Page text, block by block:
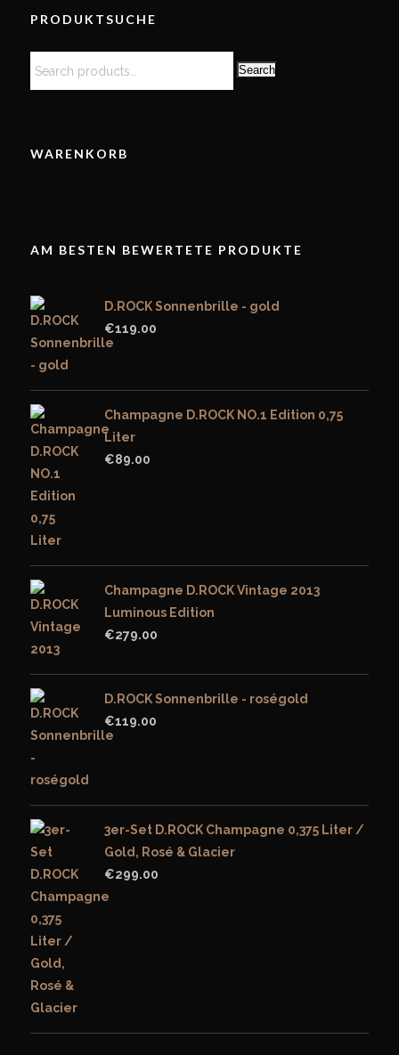
PRODUKTSUCHE
Search
WARENKORB
AM BESTEN BEWERTETE PRODUKTE
D.ROCK Sonnenbrille - gold
€119.00
Champagne D.ROCK NO.1 Edition 0,75
Liter
€89.00
Champagne D.ROCK Vintage 2013
Luminous Edition
€279.00
D.ROCK Sonnenbrille - roségold
€119.00
3er-Set D.ROCK Champagne 0,375 Liter /
Gold, Rosé & Glacier
€299.00